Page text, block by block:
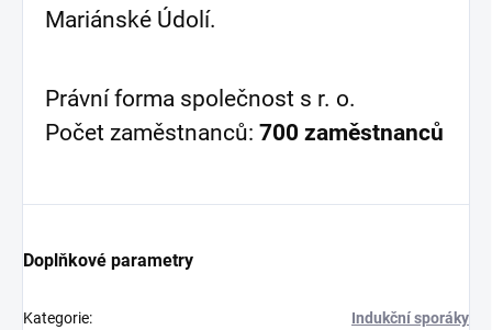
Mariánské Údolí.
Právní forma společnost s r. o.
Počet zaměstnanců: 700 zaměstnanců
Doplňkové parametry
Kategorie: Indukční sporáky